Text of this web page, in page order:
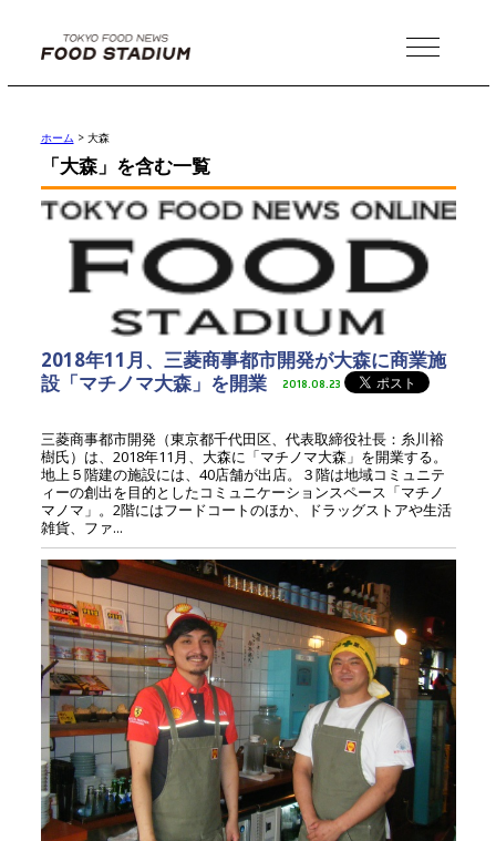
MENU
ホーム > 大森
「大森」を含む一覧
2018年11月、三菱商事都市開発が大森に商業施
設「マチノマ大森」を開業
2018.08.23
三菱商事都市開発（東京都千代田区、代表取締役社長：糸川裕
樹氏）は、2018年11月、大森に「マチノマ大森」を開業する。
地上５階建の施設には、40店舗が出店。３階は地域コミュニテ
ィーの創出を目的としたコミュニケーションスペース「マチノ
マノマ」。2階にはフードコートのほか、ドラッグストアや生活
雑貨、ファ...